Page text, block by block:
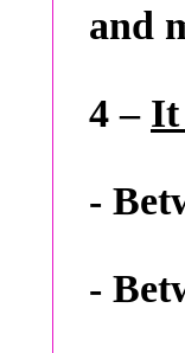
and
4 – It
-
-